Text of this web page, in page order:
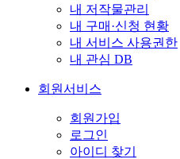
내 저작물관리
내 구매·신청 현황
내 서비스 사용권한
내 관심 DB
회원서비스
회원가입
로그인
아이디 찾기